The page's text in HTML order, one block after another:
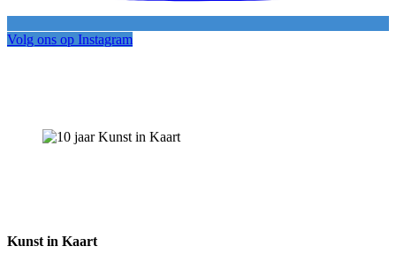
Volg ons op Instagram
Kunst in Kaart